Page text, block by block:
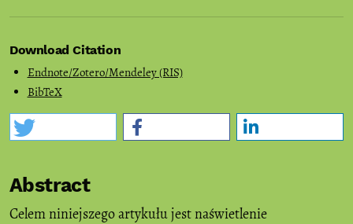
Download Citation
Endnote/Zotero/Mendeley (RIS)
BibTeX
Abstract
Celem niniejszego artykułu jest naświetlenie